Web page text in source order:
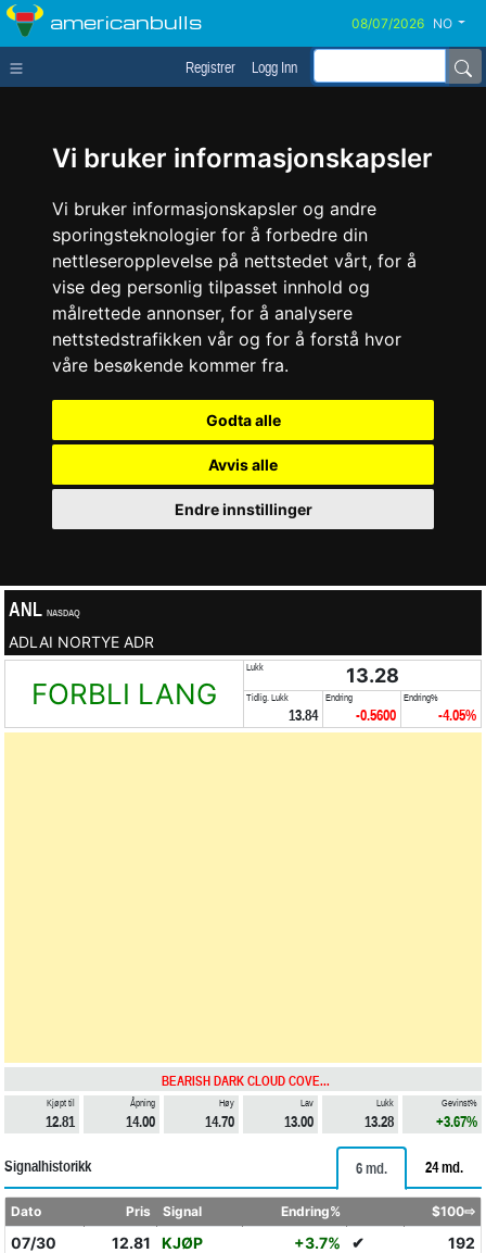
Vi bruker informasjonskapsler
Vi bruker informasjonskapsler og andre
sporingsteknologier for å forbedre din
nettleseropplevelse på nettstedet vårt, for å
vise deg personlig tilpasset innhold og
målrettede annonser, for å analysere
nettstedstrafikken vår og for å forstå hvor
våre besøkende kommer fra.
Godta alle
Avvis alle
Endre innstillinger
americanbulls NO
Registrer Logg Inn
ANL NASDAQ
ADLAI NORTYE ADR
FORBLI LANG
Lukk 13.28
Tidlig. Lukk
13.84
Endring
-0.5600
Endring%
-4.05%
BEARISH DARK CLOUD COVE...
Kjøpt til
12.81
Åpning
14.00
Høy
14.70
Lav
13.00
Lukk
13.28
Gevinst%
+3.67%
Signalhistorikk 6 md. 24 md.
Dato Pris Signal Endring% $100⇨
07/30 12.81 KJØP +3.7% ✔
192